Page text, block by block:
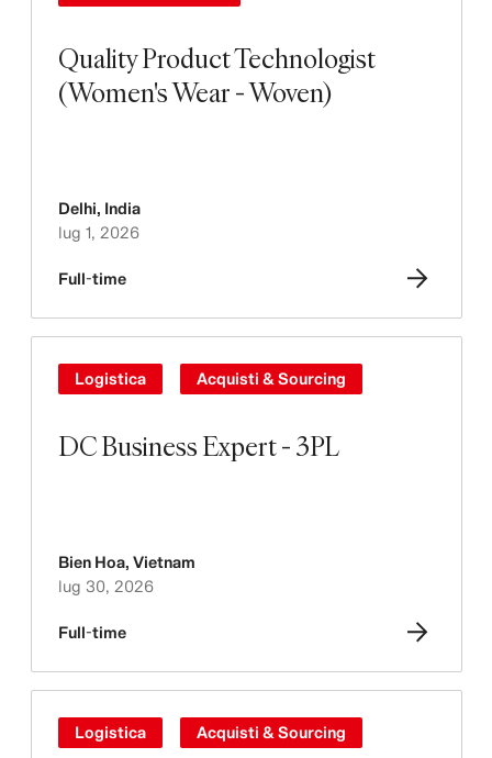
Quality Product Technologist
(Women's Wear - Woven)
Delhi, India
lug 1, 2026
Full-time
DC Business Expert - 3PL
Logistica Acquisti & Sourcing
Bien Hoa, Vietnam
lug 30, 2026
Full-time
Logistica Acquisti & Sourcing